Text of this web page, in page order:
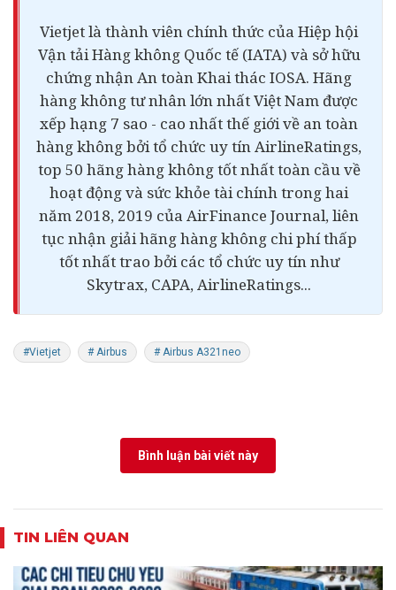
Vietjet là thành viên chính thức của Hiệp hội
Vận tải Hàng không Quốc tế (IATA) và sở hữu
chứng nhận An toàn Khai thác IOSA. Hãng
hàng không tư nhân lớn nhất Việt Nam được
xếp hạng 7 sao - cao nhất thế giới về an toàn
hàng không bởi tổ chức uy tín AirlineRatings,
top 50 hãng hàng không tốt nhất toàn cầu về
hoạt động và sức khỏe tài chínhtrong hai
năm 2018, 2019 của AirFinance Journal, liên
tục nhận giải hãng hàng không chi phí thấp
tốt nhất trao bởi các tổ chức uy tín như
Skytrax, CAPA, AirlineRatings...
#Vietjet # Airbus # Airbus A321neo
Bình luận bài viết này
TIN LIÊN QUAN